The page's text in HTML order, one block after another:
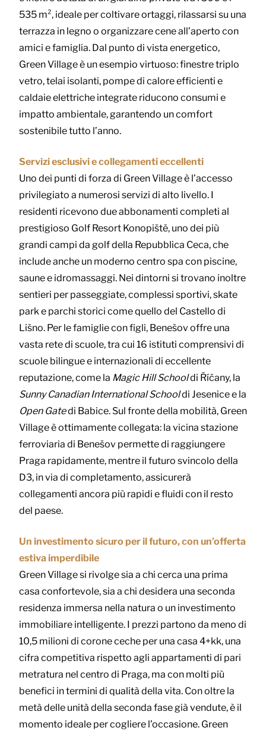
535 m², ideale per coltivare ortaggi, rilassarsi su una
terrazza in legno o organizzare cene all’aperto con
amici e famiglia. Dal punto di vista energetico,
Green Village è un esempio virtuoso: finestre triplo
vetro, telai isolanti, pompe di calore efficienti e
caldaie elettriche integrate riducono consumi e
impatto ambientale, garantendo un comfort
sostenibile tutto l’anno.
Servizi esclusivi e collegamenti eccellenti
Uno dei punti di forza di Green Village è l’accesso
privilegiato a numerosi servizi di alto livello. I
residenti ricevono due abbonamenti completi al
prestigioso Golf Resort Konopiště, uno dei più
grandi campi da golf della Repubblica Ceca, che
include anche un moderno centro spa con piscine,
saune e idromassaggi. Nei dintorni si trovano inoltre
sentieri per passeggiate, complessi sportivi, skate
park e parchi storici come quello del Castello di
Lišno. Per le famiglie con figli, Benešov offre una
vasta rete di scuole, tra cui 16 istituti comprensivi di
scuole bilingue e internazionali di eccellente
reputazione, come la Magic Hill Schooldi Říčany, la
Sunny Canadian International Schooldi Jesenice e la
Open Gatedi Babice. Sul fronte della mobilità, Green
Village è ottimamente collegata: la vicina stazione
ferroviaria di Benešov permette di raggiungere
Praga rapidamente, mentre il futuro svincolo della
D3, in via di completamento, assicurerà
collegamenti ancora più rapidi e fluidi con il resto
del paese.
Un investimento sicuro per il futuro, con un’offerta
estiva imperdibile
Green Village si rivolge sia a chi cerca una prima
casa confortevole, sia a chi desidera una seconda
residenza immersa nella natura o un investimento
immobiliare intelligente. I prezzi partono da meno di
10,5 milioni di corone ceche per una casa 4+kk, una
cifra competitiva rispetto agli appartamenti di pari
metratura nel centro di Praga, ma con molti più
benefici in termini di qualità della vita. Con oltre la
metà delle unità della seconda fase già vendute, è il
momento ideale per cogliere l’occasione. Green